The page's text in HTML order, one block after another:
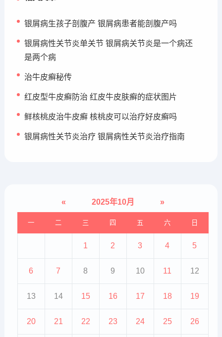
银屑病生孩子剖腹产 银屑病患者能剖腹产吗
银屑病性关节炎单关节 银屑病关节炎是一个病还
是两个病
治牛皮癣秘传
红皮型牛皮癣防治 红皮牛皮肤癣的症状图片
鲜核桃皮治牛皮癣 核桃皮可以治疗好皮癣吗
银屑病性关节炎治疗 银屑病性关节炎治疗指南
« 2025年10月 »
一 二 三 四 五 六 日
1 2 3 4 5
6 7 8 9 10 11 12
13 14 15 16 17 18 19
20 21 22 23 24 25 26